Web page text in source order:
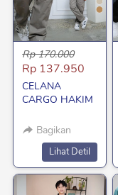
Rp 170.000
Rp 137.950
CELANA
CARGO HAKIM
Bagikan
`Lihat Detil